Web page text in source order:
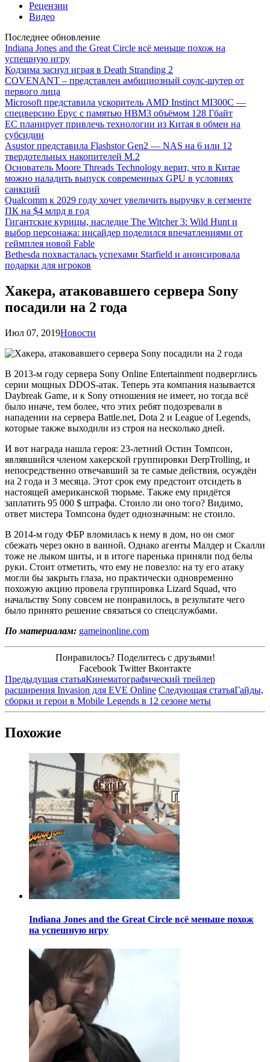
Рецензии
Видео
Последнее обновление
Indiana Jones and the Great Circle всё меньше похож на
успешную игру
Кодзима заснул играя в Death Stranding 2
COVENANT – представлен амбициозный соулс-шутер от
первого лица
Microsoft представила ускоритель AMD Instinct MI300C —
спецверсию Epyc с памятью HBM3 объёмом 128 Гбайт
ЕС планирует привлечь технологии из Китая в обмен на
субсидии
Asustor представила Flashstor Gen2 — NAS на 6 или 12
твердотельных накопителей M.2
Основатель Moore Threads Technology верит, что в Китае
можно наладить выпуск современных GPU в условиях
санкций
Qualcomm к 2029 году хочет увеличить выручку в сегменте
ПК на $4 млрд в год
Гигантские курицы, наследие The Witcher 3: Wild Hunt и
выбор персонажа: инсайдер поделился впечатлениями от
геймплея новой Fable
Bethesda похвасталась успехами Starfield и анонсировала
подарки для игроков
Хакера, атаковавшего сервера Sony
посадили на 2 года
Июл 07, 2019Новости
В 2013-м году сервера Sony Online Entertainment подверглись
серии мощных DDOS-атак. Теперь эта компания называется
Daybreak Game, и к Sony отношения не имеет, но тогда всё
было иначе, тем более, что этих ребят подозревали в
нападении на сервера Battle.net, Dota 2 и League of Legends,
которые также выходили из строя на несколько дней.
И вот награда нашла героя: 23-летний Остин Томпсон,
являвшийся членом хакерской группировки DerpTrolling, и
непосредственно отвечавший за те самые действия, осуждён
на 2 года и 3 месяца. Этот срок ему предстоит отсидеть в
настоящей американской тюрьме. Также ему придётся
заплатить 95 000 $ штрафа. Стоило ли оно того? Видимо,
ответ мистера Томпсона будет однозначным: не стоило.
В 2014-м году ФБР вломилась к нему в дом, но он смог
сбежать через окно в ванной. Однако агенты Малдер и Скалли
тоже не лыком шиты, и в итоге паренька приняли под белы
руки. Стоит отметить, что ему не повезло: на ту его атаку
могли бы закрыть глаза, но практически одновременно
похожую акцию провела группировка Lizard Squad, что
начальству Sony совсем не понравилось, в результате чего
было принято решение связаться со спецслужбами.
По материалам: gameinonline.com
Понравилось? Поделитесь с друзьями!
Facebook Twitter Вконтакте
Предыдущая статьяКинематографический трейлер
расширения Invasion для EVE Online Следующая статьяГайды,
сборки и герои в Mobile Legends в 12 сезоне меты
Похожие
Indiana Jones and the Great Circle всё меньше похож
на успешную игру